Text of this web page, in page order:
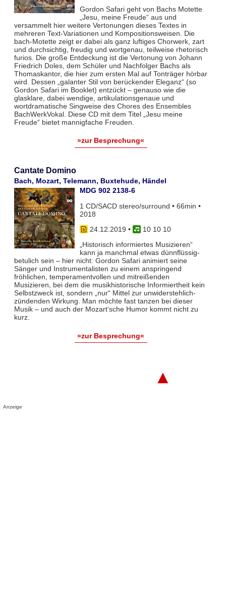
Gordon Safari geht von Bachs Motette
„Jesu, meine Freude“ aus und
versammelt hier weitere Vertonungen dieses Textes in
mehreren Text-Variationen und Kompositionsweisen. Die
bach-Motette zeigt er dabei als ganz luftiges Chorwerk, zart
und durchsichtig, freudig und wortgenau, teilweise rhetorisch
furios. Die große Entdeckung ist die Vertonung von Johann
Friedrich Doles, dem Schüler und Nachfolger Bachs als
Thomaskantor, die hier zum ersten Mal auf Tonträger hörbar
wird. Dessen „galanter Stil von berückender Eleganz“ (so
Gordon Safari im Booklet) entzückt – genauso wie die
glasklare, dabei wendige, artikulationsgenaue und
wortdramatische Singweise des Chores des Ensembles
BachWerkVokal. Diese CD mit dem Titel „Jesu meine
Freude“ bietet mannigfache Freuden.
»zur Besprechung«
Cantate Domino
Bach, Mozart, Telemann, Buxtehude, Händel
MDG 902 2138-6
1 CD/SACD stereo/surround • 66min •
2018
24.12.2019 •
10 10 10
„Historisch informiertes Musizieren“
kann ja manchmal etwas dünnflüssig-
betulich sein – hier nicht: Gordon Safari animiert seine
Sänger und Instrumentalisten zu einem anspringend
fröhlichen, temperamentvollen und mitreißenden
Musizieren, bei dem die musikhistorische Informiertheit kein
Selbstzweck ist, sondern „nur“ Mittel zur unwiderstehlich-
zündenden Wirkung. Man möchte fast tanzen bei dieser
Musik – und auch der Mozart‘sche Humor kommt nicht zu
kurz.
»zur Besprechung«
▲
Anzeige